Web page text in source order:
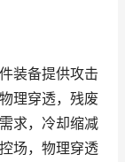
装备提供攻击
理穿透，残废
求，冷却缩减
场，物理穿透